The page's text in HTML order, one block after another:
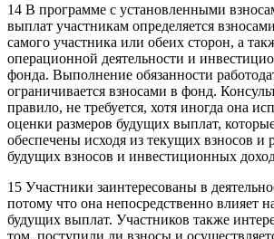
14 В программе с установленными
выплат участникам определяется
самого участника или обеих сторон, а
операционной деятельности и
фонда. Выполнение обязанности
ограничивается взносами в фонд.
правило, не требуется, хотя иногда она
оценки размеров будущих выплат,
обеспечены исходя из текущих взносов и
будущих взносов и инвестиционных
15 Участники заинтересованы в
потому что она непосредственно влияет
будущих выплат. Участников также
том, поступили ли взносы и